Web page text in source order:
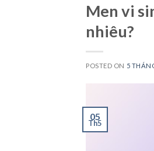
Men vi
nhiêu?
POSTED ON 5
05
Th5